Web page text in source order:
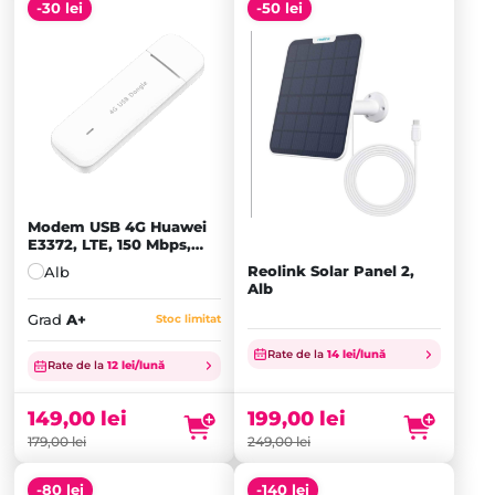
-30 lei
Modem USB 4G Huawei
E3372, LTE, 150 Mbps,
UMTS, Alb - A+
Alb
Grad A+ Stoc limitat
Rate de la 12 lei/lună
179,00lei
Prețul
inițial
fost:
179,00 lei.
149,00 lei
Prețul
este:
149,00 lei.
-50 lei
Reolink Solar Panel 2,
Alb
Rate de la 14 lei/lună
249,00lei
199,00 lei
-80 lei -140 lei